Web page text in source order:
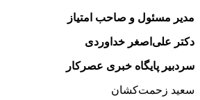
مدیر مسئول و صاحب امتیاز
دکتر علی‌اصغر خداوردی
سردبیر پایگاه خبری عصرکار
سعید زحمت‌کشان